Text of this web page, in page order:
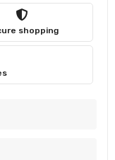
shopping